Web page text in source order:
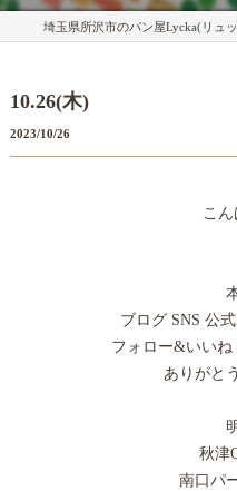
10.26(木)
2023/10/26
こん
ブログ SNS 公
フォロー&いいね
ありがと
秋津
南口パ